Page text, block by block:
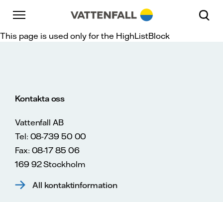
Skip to content
Gå till huvudnavigeringen
Gå till sidfoten
This page is used only for the HighListBlock
Gå till huvudnavigeringen
Kontakta oss
Vattenfall AB
Tel: 08-739 50 00
Fax: 08-17 85 06
169 92 Stockholm
All kontaktinformation